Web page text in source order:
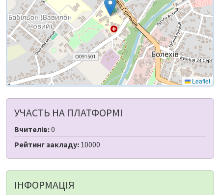
Leaflet
УЧАСТЬ НА ПЛАТФОРМІ
Вчителів:0
Рейтинг закладу: 10000
ІНФОРМАЦІЯ